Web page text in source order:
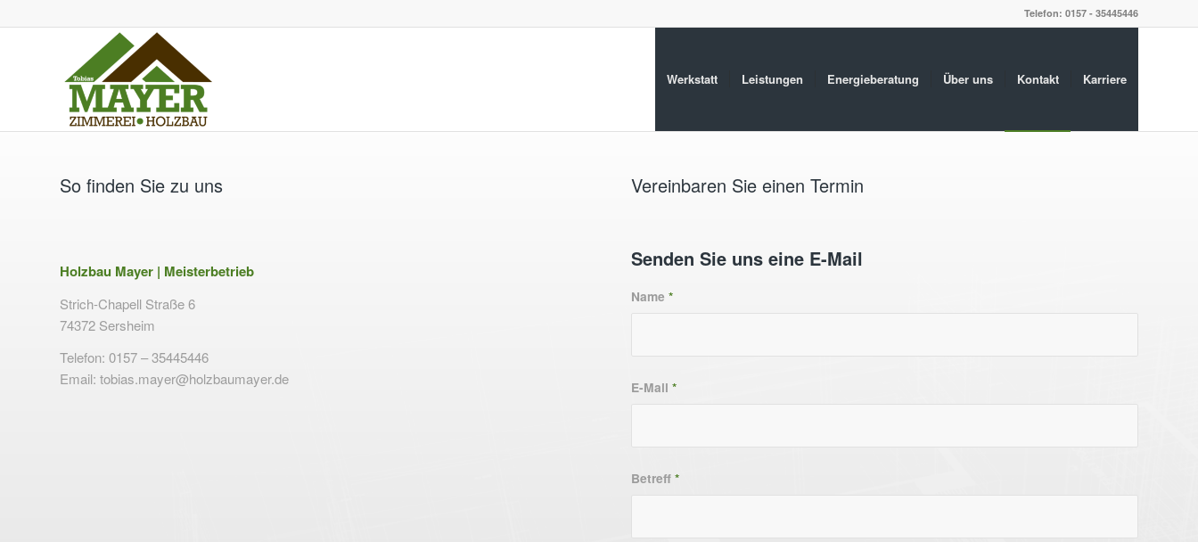
Telefon: 0157 - 35445446
Werkstatt Leistungen Energieberatung Über uns Kontakt Karriere
So finden Sie zu uns
Holzbau Mayer | Meisterbetrieb
Strich-Chapell Straße 6
74372 Sersheim
Telefon: 0157 – 35445446
Email: tobias.mayer@holzbaumayer.de
Vereinbaren Sie einen Termin
Senden Sie uns eine E-Mail
Name*
E-Mail*
Betreff*